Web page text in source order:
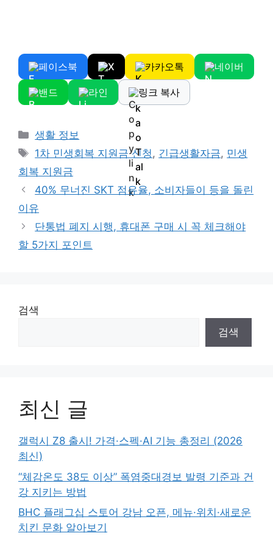
페이스북 X 카카오톡 네이버
밴드 라인 링크 복사
Categories
생활 정보
Tags
1차 민생회복 지원금 신청, 긴급생활자금, 민생
회복 지원금
40% 무너진 SKT 점유율, 소비자들이 등을 돌린
이유
단통법 폐지 시행, 휴대폰 구매 시 꼭 체크해야
할 5가지 포인트
검색
검색
최신 글
갤럭시 Z8 출시! 가격·스펙·AI 기능 총정리 (2026
최신)
“체감온도 38도 이상” 폭염중대경보 발령 기준과 건
강 지키는 방법
BHC 플래그십 스토어 강남 오픈, 메뉴·위치·새로운
치킨 문화 알아보기